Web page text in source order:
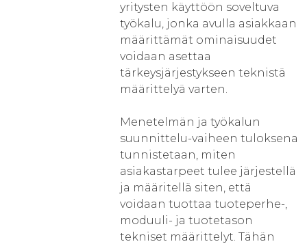
yritysten käyttöön soveltuva
työkalu, jonka avulla asiakkaan
määrittämät ominaisuudet
voidaan asettaa
tärkeysjärjestykseen teknistä
määrittelyä varten.
Menetelmän ja työkalun
suunnittelu-vaiheen tuloksena
tunnistetaan, miten
asiakastarpeet tulee järjestellä
ja määritellä siten, että
voidaan tuottaa tuoteperhe-,
moduuli- ja tuotetason
tekniset määrittelyt. Tähän